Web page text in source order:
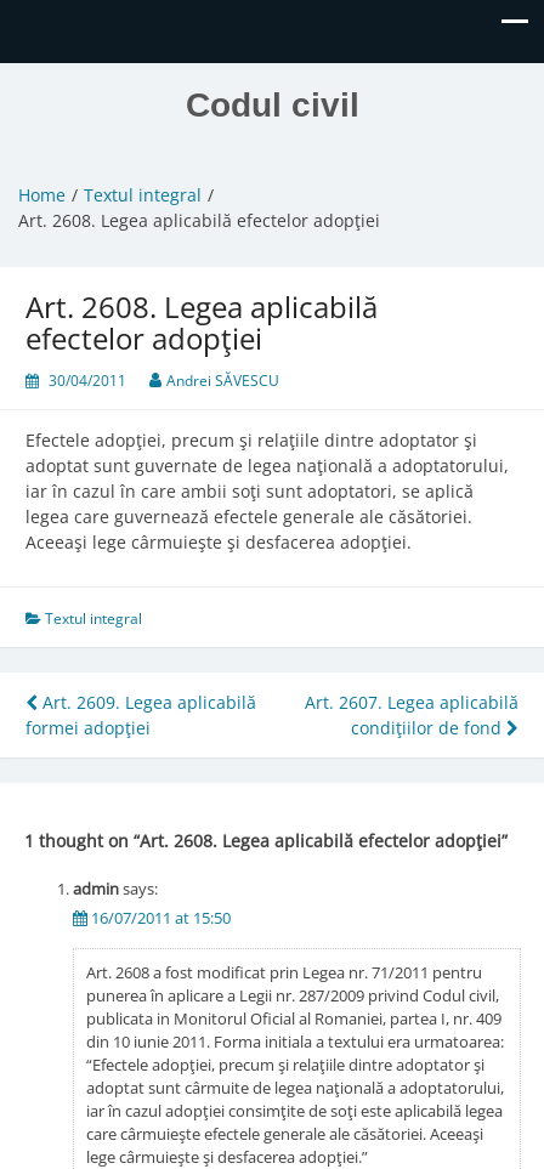
Codul civil
Home
Textul integral
Art. 2608. Legea aplicabilă efectelor adopţiei
Art. 2608. Legea aplicabilă
efectelor adopţiei
30/04/2011 Andrei SĂVESCU
Efectele adopţiei, precum şi relaţiile dintre adoptator şi
adoptat sunt guvernate de legea naţională a adoptatorului,
iar în cazul în care ambii soţi sunt adoptatori, se aplică
legea care guvernează efectele generale ale căsătoriei.
Aceeaşi lege cârmuieşte şi desfacerea adopţiei.
Textul integral
Post
navigation
Art. 2609. Legea aplicabilă
formei adopţiei
Art. 2607. Legea aplicabilă
condiţiilor de fond
1 thought on “Art. 2608. Legea aplicabilă efectelor adopţiei”
adminsays:
16/07/2011 at 15:50
Art. 2608 a fost modificat prin Legea nr. 71/2011 pentru
punerea în aplicare a Legii nr. 287/2009 privind Codul civil,
publicata in Monitorul Oficial al Romaniei, partea I, nr. 409
din 10 iunie 2011. Forma initiala a textului era urmatoarea:
“Efectele adopţiei, precum şi relaţiile dintre adoptator şi
adoptat sunt cârmuite de legea naţională a adoptatorului,
iar în cazul adopţiei consimţite de soţi este aplicabilă legea
care cârmuieşte efectele generale ale căsătoriei. Aceeaşi
lege cârmuieşte şi desfacerea adopţiei.”